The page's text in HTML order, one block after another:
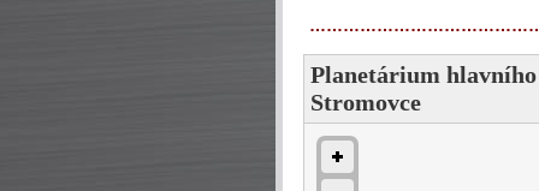
Planetárium
Stromovce